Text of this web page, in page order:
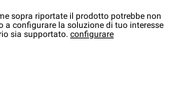
sopra riportate il prodotto potrebbe non
a configurare la soluzione di tuo interesse
sia supportato. configurare